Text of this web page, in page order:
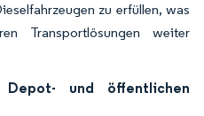
zu erfüllen, was
Transportlösungen weiter
Depot- und öffentlichen